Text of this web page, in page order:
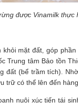
được Vinamilk
mặt đất, góp
Trung tâm Bảo tồn
đất (bể trầm tích).
trữ có thể lên đến
nuôi xúc tiến tái